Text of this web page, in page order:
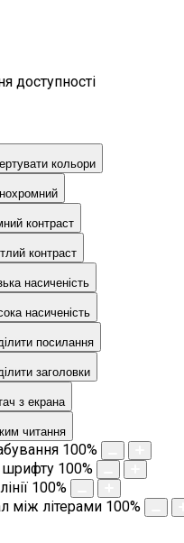
доступності
кольори
контраст
контраст
насиченість
насиченість
посилання
заголовки
з екрана
читання
100%
шрифту 100%
100%
між літерами 100%